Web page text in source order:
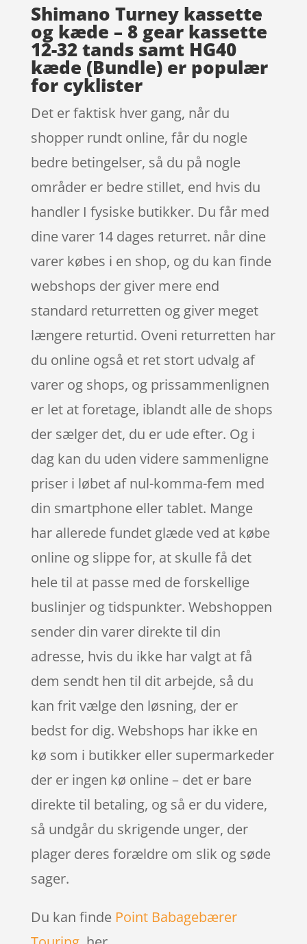
Shimano Turney kassette
og kæde – 8 gear kassette
12-32 tands samt HG40
kæde (Bundle) er populær
for cyklister
Det er faktisk hver gang, når du
shopper rundt online, får du nogle
bedre betingelser, så du på nogle
områder er bedre stillet, end hvis du
handler I fysiske butikker. Du får med
dine varer 14 dages returret. når dine
varer købes i en shop, og du kan finde
webshops der giver mere end
standard returretten og giver meget
længere returtid. Oveni returretten har
du online også et ret stort udvalg af
varer og shops, og prissammenlignen
er let at foretage, iblandt alle de shops
der sælger det, du er ude efter. Og i
dag kan du uden videre sammenligne
priser i løbet af nul-komma-fem med
din smartphone eller tablet. Mange
har allerede fundet glæde ved at købe
online og slippe for, at skulle få det
hele til at passe med de forskellige
buslinjer og tidspunkter. Webshoppen
sender din varer direkte til din
adresse, hvis du ikke har valgt at få
dem sendt hen til dit arbejde, så du
kan frit vælge den løsning, der er
bedst for dig. Webshops har ikke en
kø som i butikker eller supermarkeder
der er ingen kø online – det er bare
direkte til betaling, og så er du videre,
så undgår du skrigende unger, der
plager deres forældre om slik og søde
sager.
Du kan finde Point Babagebærer